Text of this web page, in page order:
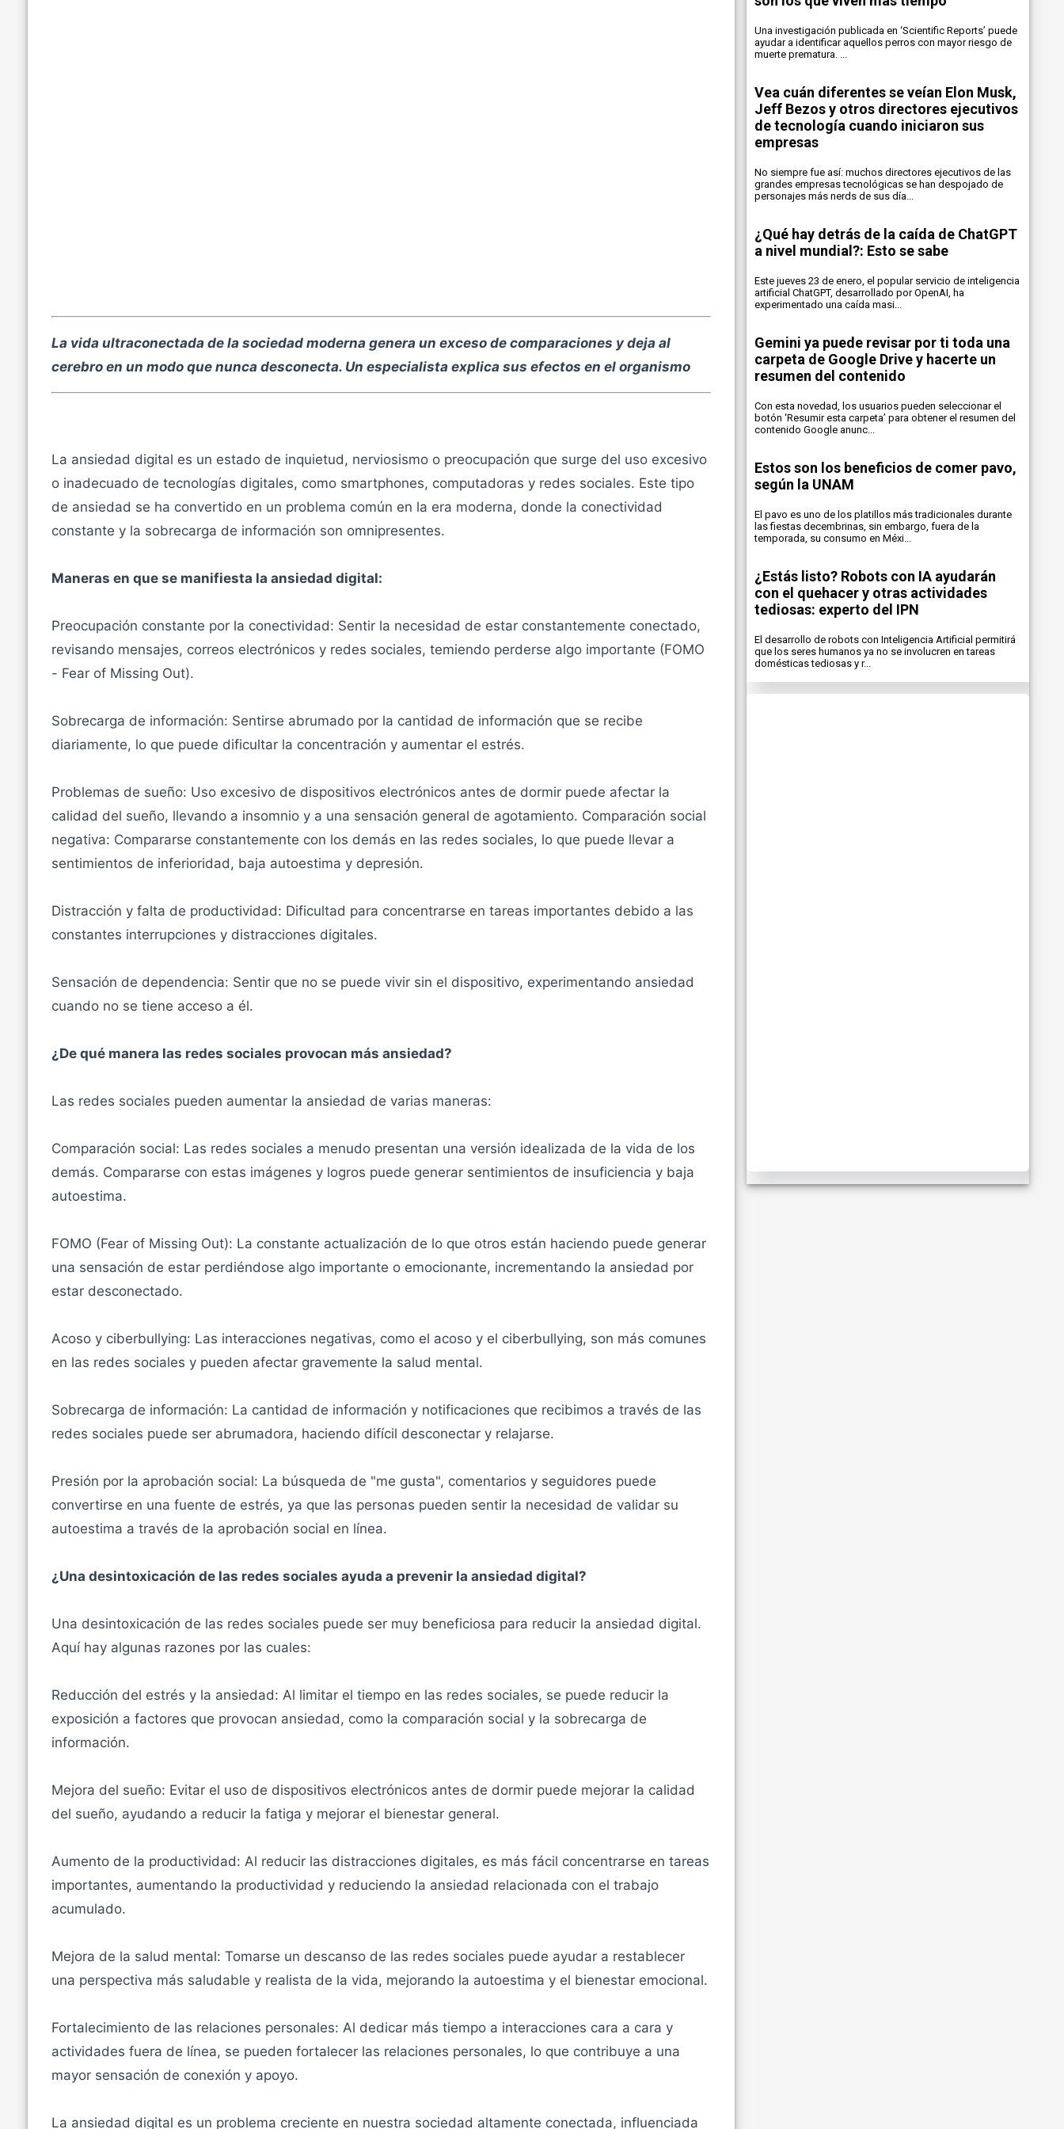
La vida ultraconectada de la sociedad moderna genera un exceso de comparaciones y deja al
cerebro en un modo que nunca desconecta. Un especialista explica sus efectos en el organismo
La ansiedad digital es un estado de inquietud, nerviosismo o preocupación que surge del uso excesivo
o inadecuado de tecnologías digitales, como smartphones, computadoras y redes sociales. Este tipo
de ansiedad se ha convertido en un problema común en la era moderna, donde la conectividad
constante y la sobrecarga de información son omnipresentes.
Maneras en que se manifiesta la ansiedad digital:
Preocupación constante por la conectividad: Sentir la necesidad de estar constantemente conectado,
revisando mensajes, correos electrónicos y redes sociales, temiendo perderse algo importante (FOMO
- Fear of Missing Out).
Sobrecarga de información: Sentirse abrumado por la cantidad de información que se recibe
diariamente, lo que puede dificultar la concentración y aumentar el estrés.
Problemas de sueño: Uso excesivo de dispositivos electrónicos antes de dormir puede afectar la
calidad del sueño, llevando a insomnio y a una sensación general de agotamiento. Comparación social
negativa: Compararse constantemente con los demás en las redes sociales, lo que puede llevar a
sentimientos de inferioridad, baja autoestima y depresión.
Distracción y falta de productividad: Dificultad para concentrarse en tareas importantes debido a las
constantes interrupciones y distracciones digitales.
Sensación de dependencia: Sentir que no se puede vivir sin el dispositivo, experimentando ansiedad
cuando no se tiene acceso a él.
¿De qué manera las redes sociales provocan más ansiedad?
Las redes sociales pueden aumentar la ansiedad de varias maneras:
Comparación social: Las redes sociales a menudo presentan una versión idealizada de la vida de los
demás. Compararse con estas imágenes y logros puede generar sentimientos de insuficiencia y baja
autoestima.
FOMO (Fear of Missing Out): La constante actualización de lo que otros están haciendo puede generar
una sensación de estar perdiéndose algo importante o emocionante, incrementando la ansiedad por
estar desconectado.
Acoso y ciberbullying: Las interacciones negativas, como el acoso y el ciberbullying, son más comunes
en las redes sociales y pueden afectar gravemente la salud mental.
Sobrecarga de información: La cantidad de información y notificaciones que recibimos a través de las
redes sociales puede ser abrumadora, haciendo difícil desconectar y relajarse.
Presión por la aprobación social: La búsqueda de "me gusta", comentarios y seguidores puede
convertirse en una fuente de estrés, ya que las personas pueden sentir la necesidad de validar su
autoestima a través de la aprobación social en línea.
¿Una desintoxicación de las redes sociales ayuda a prevenir la ansiedad digital?
Una desintoxicación de las redes sociales puede ser muy beneficiosa para reducir la ansiedad digital.
Aquí hay algunas razones por las cuales:
Reducción del estrés y la ansiedad: Al limitar el tiempo en las redes sociales, se puede reducir la
exposición a factores que provocan ansiedad, como la comparación social y la sobrecarga de
información.
Mejora del sueño: Evitar el uso de dispositivos electrónicos antes de dormir puede mejorar la calidad
del sueño, ayudando a reducir la fatiga y mejorar el bienestar general.
Aumento de la productividad: Al reducir las distracciones digitales, es más fácil concentrarse en tareas
importantes, aumentando la productividad y reduciendo la ansiedad relacionada con el trabajo
acumulado.
Mejora de la salud mental: Tomarse un descanso de las redes sociales puede ayudar a restablecer
una perspectiva más saludable y realista de la vida, mejorando la autoestima y el bienestar emocional.
Fortalecimiento de las relaciones personales: Al dedicar más tiempo a interacciones cara a cara y
actividades fuera de línea, se pueden fortalecer las relaciones personales, lo que contribuye a una
mayor sensación de conexión y apoyo.
La ansiedad digital es un problema creciente en nuestra sociedad altamente conectada, influenciada
Una investigación publicada en ‘Scientific Reports’ puede
ayudar a identificar aquellos perros con mayor riesgo de
muerte prematura. ...
Vea cuán diferentes se veían Elon Musk,
Jeff Bezos y otros directores ejecutivos
de tecnología cuando iniciaron sus
empresas
No siempre fue así: muchos directores ejecutivos de las
grandes empresas tecnológicas se han despojado de
personajes más nerds de sus día...
¿Qué hay detrás de la caída de ChatGPT
a nivel mundial?: Esto se sabe
Este jueves 23 de enero, el popular servicio de inteligencia
artificial ChatGPT, desarrollado por OpenAI, ha
experimentado una caída masi...
Gemini ya puede revisar por ti toda una
carpeta de Google Drive y hacerte un
resumen del contenido
Con esta novedad, los usuarios pueden seleccionar el
botón ‘Resumir esta carpeta’ para obtener el resumen del
contenido Google anunc...
Estos son los beneficios de comer pavo,
según la UNAM
El pavo es uno de los platillos más tradicionales durante
las fiestas decembrinas, sin embargo, fuera de la
temporada, su consumo en Méxi...
¿Estás listo? Robots con IA ayudarán
con el quehacer y otras actividades
tediosas: experto del IPN
El desarrollo de robots con Inteligencia Artificial permitirá
que los seres humanos ya no se involucren en tareas
domésticas tediosas y r...